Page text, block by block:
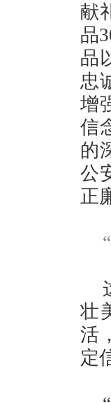
献
品
品
忠
增
信
的
公
正
壮
活
定